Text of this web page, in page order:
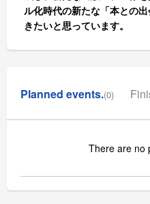
ル化時代の新たな「本との
きたいと思っています。
Planned events.(0)
There are no